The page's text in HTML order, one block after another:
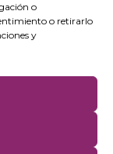
o
o retirarlo
y